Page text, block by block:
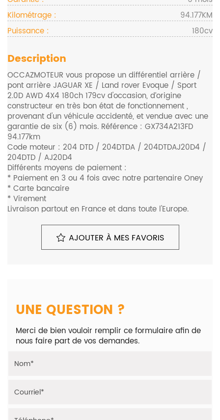
Kilométrage :
94.177KM
Puissance :
180cv
Description
OCCAZMOTEUR vous propose un différentiel arrière /
pont arrière JAGUAR XE / Land rover Evoque / Sport
2.0D AWD 4X4 180ch 179cv d'occasion, d’origine
constructeur en très bon état de fonctionnement ,
provenant d'un véhicule accidenté, et vendue avec une
garantie de six (6) mois. Référence : GX734A213FD
94.177km
Code moteur : 204 DTD / 204DTDA / 204DTDAJ20D4 /
204DTD / AJ20D4
Différents moyens de paiement :
* Paiement en 3 ou 4 fois avec notre partenaire Oney
* Carte bancaire
* Virement
Livraison partout en France et dans toute l'Europe.
sur les véhicules suivants :
Pour plus d'informations, Veuillez nous contacter au
0680648948.
- Land Rover Range Rover Velar (LY) 2.0 D180 AWD
- Land Rover Discovery Sport (LC) 2.0 eD4 150 16V
- Jaguar F-Pace 2.0 D 180 16V AWD
- Land Rover Range Rover Evoque (LVJ/LVS) 2.0 D 16V
- Land Rover Discovery Sport (LC) 2.0 eD4 16V 150cv
Adresse : 1b rue Gustave Eiffel 91070 Bondoufle.
AJOUTER À MES FAVORIS
UNE QUESTION ?
Merci de bien vouloir remplir ce formulaire afin de
nous faire part de vos demandes.